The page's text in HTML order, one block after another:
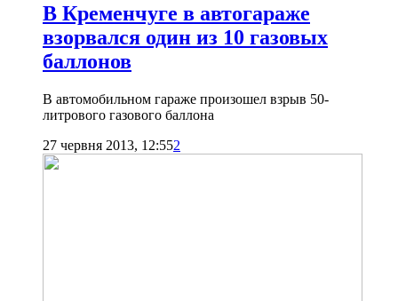
В Кременчуге в автогараже
взорвался один из 10 газовых
баллонов
В автомобильном гараже произошел взрыв 50-
литрового газового баллона
27 червня 2013, 12:552